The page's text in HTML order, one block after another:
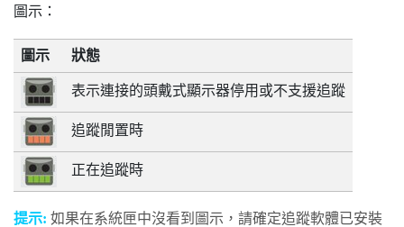
圖示：
圖示 狀態
表示連接的頭戴式顯示器停用或不支援追蹤
追蹤閒置時
正在追蹤時
提示: 如果在系統匣中沒看到圖示，請確定追蹤軟體已安裝